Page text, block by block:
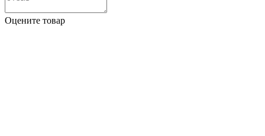
Оцените товар